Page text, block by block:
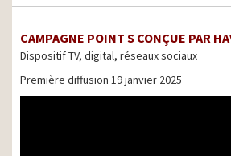
CAMPAGNE POINT S CONÇUE PAR
Dispositif TV, digital, réseaux sociaux
Première diffusion 19 janvier 2025